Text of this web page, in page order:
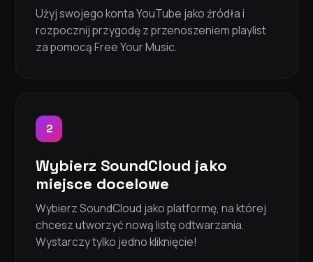
Użyj swojego konta YouTube jako źródła i
rozpocznij przygodę z przenoszeniem playlist
za pomocą Free Your Music.
2
Wybierz SoundCloud jako
miejsce docelowe
Wybierz SoundCloud jako platformę, na której
chcesz utworzyć nową listę odtwarzania.
Wystarczy tylko jedno kliknięcie!